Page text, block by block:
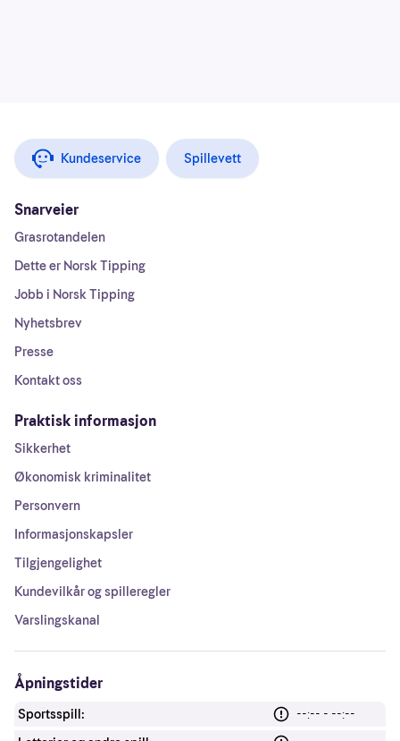
Kundeservice Spillevett
Snarveier
Grasrotandelen
Dette er Norsk Tipping
Jobb i Norsk Tipping
Nyhetsbrev
Presse
Kontakt oss
Praktisk informasjon
Sikkerhet
Økonomisk kriminalitet
Personvern
Informasjonskapsler
Tilgjengelighet
Kundevilkår og spilleregler
Varslingskanal
Åpningstider
Sportsspill:
--:-- - --:--